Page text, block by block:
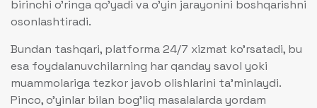
birinchi o’ringa qo’yadi va o’yin jarayonini boshqarishni
osonlashtiradi.
Bundan tashqari, platforma 24/7 xizmat ko’rsatadi, bu
esa foydalanuvchilarning har qanday savol yoki
muammolariga tezkor javob olishlarini ta’minlaydi.
Pinco, o’yinlar bilan bog’liq masalalarda yordam